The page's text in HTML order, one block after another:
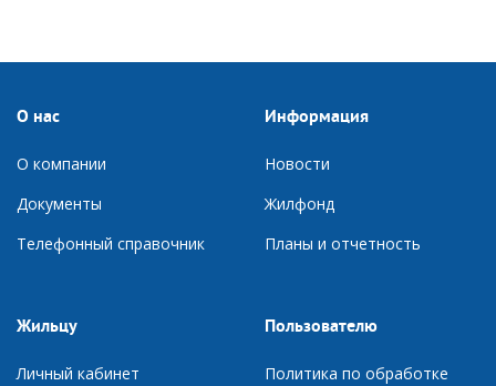
О нас
О компании
Документы
Телефонный справочник
Информация
Новости
Жилфонд
Планы и отчетность
Жильцу
Личный кабинет
Пользователю
Политика по обработке